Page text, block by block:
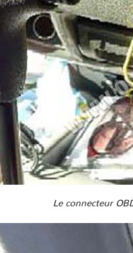
Le connecteur